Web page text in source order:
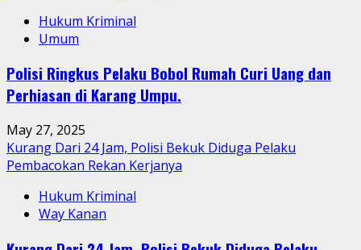
Hukum Kriminal
Umum
Polisi Ringkus Pelaku Bobol Rumah Curi Uang dan
Perhiasan di Karang Umpu.
May 27, 2025
Kurang Dari 24 Jam, Polisi Bekuk Diduga Pelaku
Pembacokan Rekan Kerjanya
Hukum Kriminal
Way Kanan